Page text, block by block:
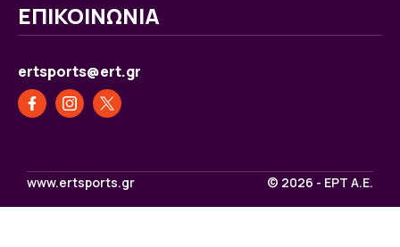
ΕΠΙΚΟΙΝΩΝΙΑ
ertsports@ert.gr
www.ertsports.gr © 2026 - ΕΡΤ Α.Ε.